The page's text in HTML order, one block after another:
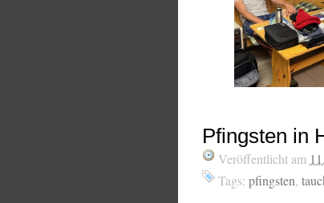
Pfingsten in
Veröffentlicht am
Tags: pfingsten,